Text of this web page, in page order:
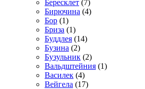
Бересклет (7)
Бирючина (4)
Бор (1)
Бриза (1)
Буддлея (14)
Бузина (2)
Бузульник (2)
Вальдштейния (1)
Василек (4)
Вейгела (17)